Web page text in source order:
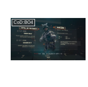
CoD:BO4